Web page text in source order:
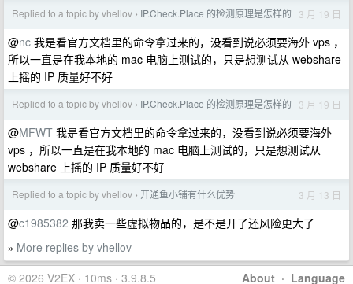
Replied to a topic by vhellov › IP.Check.Place 的检测原理是怎样的 3 月 19 日
@nc 我是看官方文档里的命令拿过来的，没看到说必须要海外 vps ，
所以一直是在我本地的 mac 电脑上测试的，只是想测试从 webshare
上摇的 IP 质量好不好
Replied to a topic by vhellov › IP.Check.Place 的检测原理是怎样的 3 月 19 日
@MFWT 我是看官方文档里的命令拿过来的，没看到说必须要海外
vps ，所以一直是在我本地的 mac 电脑上测试的，只是想测试从
webshare 上摇的 IP 质量好不好
Replied to a topic by vhellov › 开通鱼小铺有什么优势 3 月 13 日
@c1985382 那我卖一些虚拟物品的，是不是开了还风险更大了
» More replies by vhellov
About · Language
© 2026 V2EX · 10ms · 3.9.8.5